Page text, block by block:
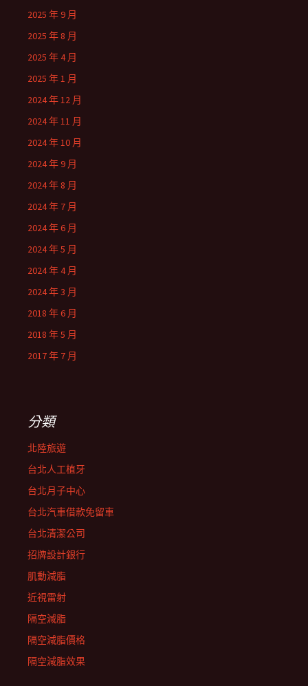
2025 年 9 月
2025 年 8 月
2025 年 4 月
2025 年 1 月
2024 年 12 月
2024 年 11 月
2024 年 10 月
2024 年 9 月
2024 年 8 月
2024 年 7 月
2024 年 6 月
2024 年 5 月
2024 年 4 月
2024 年 3 月
2018 年 6 月
2018 年 5 月
2017 年 7 月
分類
北陸旅遊
台北人工植牙
台北月子中心
台北汽車借款免留車
台北清潔公司
招牌設計銀行
肌動減脂
近視雷射
隔空減脂
隔空減脂價格
隔空減脂效果